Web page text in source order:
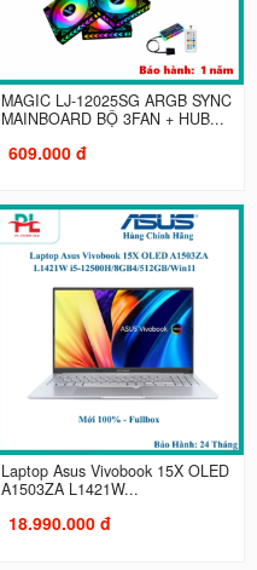
MAGIC LJ-12025SG ARGB SYNC
MAINBOARD BỘ 3FAN + HUB...
609.000 đ
Laptop Asus Vivobook 15X OLED
A1503ZA L1421W...
18.990.000 đ